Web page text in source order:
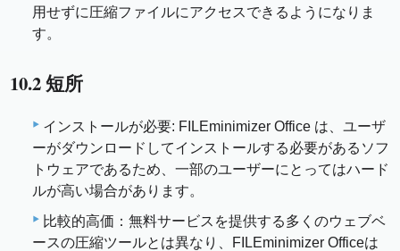
用せずに圧縮ファイルにアクセスできるようになりま
す。
10.2 短所
インストールが必要: FILEminimizer Office は、ユーザ
ーがダウンロードしてインストールする必要があるソフ
トウェアであるため、一部のユーザーにとってはハード
ルが高い場合があります。
比較的高価：無料サービスを提供する多くのウェブベ
ースの圧縮ツールとは異なり、FILEminimizer Officeは